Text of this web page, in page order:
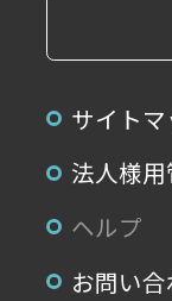
サイト
法人様
ヘルプ
お問い